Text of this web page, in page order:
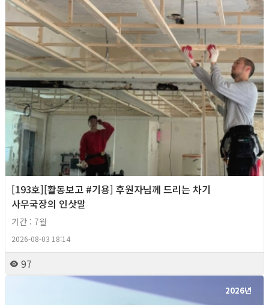
[193호][활동보고 #기용] 후원자님께 드리는 차기
사무국장의 인삿말
기간 : 7월
2026-08-03 18:14
97
2026년